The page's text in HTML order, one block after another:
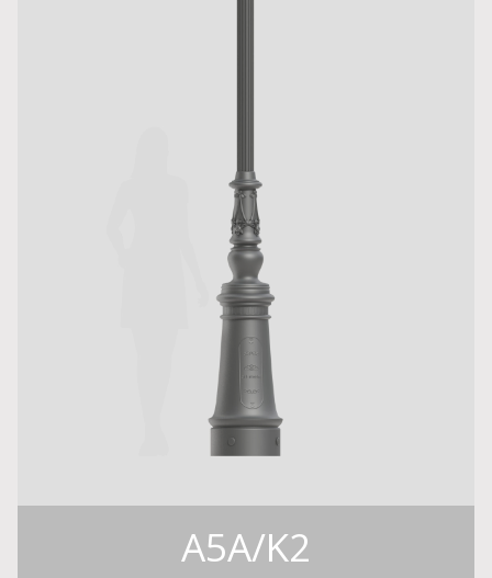
A5A/K2